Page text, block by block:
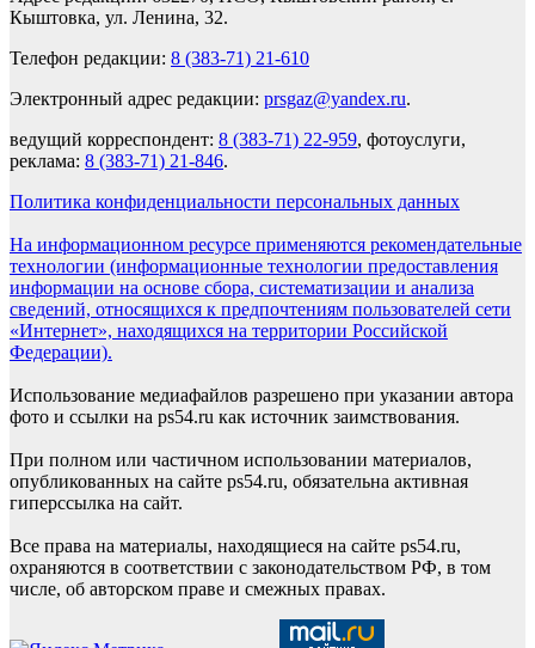
Кыштовка, ул. Ленина, 32.
Телефон редакции: 8 (383-71) 21-610
Электронный адрес редакции: prsgaz@yandex.ru.
ведущий корреспондент: 8 (383-71) 22-959, фотоуслуги,
реклама: 8 (383-71) 21-846.
Политика конфиденциальности персональных данных
На информационном ресурсе применяются рекомендательные
технологии (информационные технологии предоставления
информации на основе сбора, систематизации и анализа
сведений, относящихся к предпочтениям пользователей сети
«Интернет», находящихся на территории Российской
Федерации).
Использование медиафайлов разрешено при указании автора
фото и ссылки на ps54.ru как источник заимствования.
При полном или частичном использовании материалов,
опубликованных на сайте ps54.ru, обязательна активная
гиперссылка на сайт.
Все права на материалы, находящиеся на сайте ps54.ru,
охраняются в соответствии с законодательством РФ, в том
числе, об авторском праве и смежных правах.